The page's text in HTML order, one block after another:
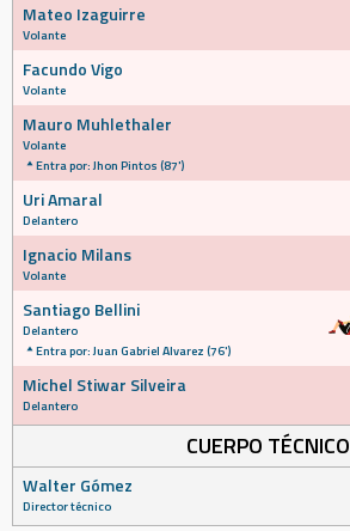
Mateo Izaguirre
Volante
Facundo Vigo
Volante
Mauro Muhlethaler
Volante
Entra por: Jhon Pintos (87')
Uri Amaral
Delantero
Ignacio Milans
Volante
Santiago Bellini
Delantero
Entra por: Juan Gabriel Alvarez (76')
Michel Stiwar Silveira
Delantero
CUERPO TÉCNICO
Walter Gómez
Director técnico